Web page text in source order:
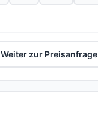
Weiter zur Preisanfrage